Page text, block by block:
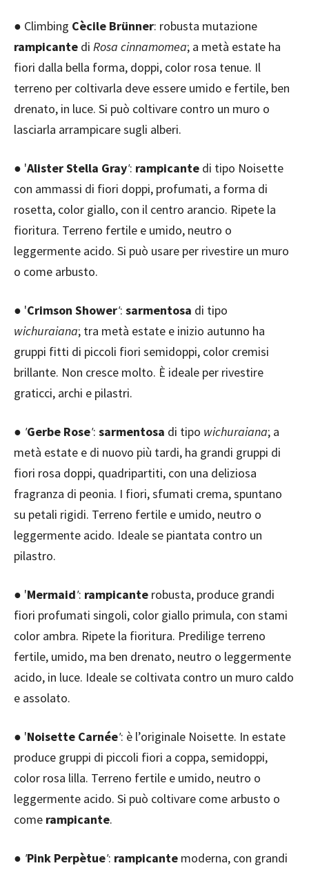
● Climbing Cècile Brünner: robusta mutazione
rampicante di Rosa cinnamomea; a metà estate ha
fiori dalla bella forma, doppi, color rosa tenue. Il
terreno per coltivarla deve essere umido e fertile, ben
drenato, in luce. Si può coltivare contro un muro o
lasciarla arrampicare sugli alberi.
● 'Alister Stella Gray': rampicante di tipo Noisette
con ammassi di fiori doppi, profumati, a forma di
rosetta, color giallo, con il centro arancio. Ripete la
fioritura. Terreno fertile e umido, neutro o
leggermente acido. Si può usare per rivestire un muro
o come arbusto.
● 'Crimson Shower': sarmentosa di tipo
wichuraiana; tra metà estate e inizio autunno ha
gruppi fitti di piccoli fiori semidoppi, color cremisi
brillante. Non cresce molto. È ideale per rivestire
graticci, archi e pilastri.
● 'Gerbe Rose': sarmentosa di tipo wichuraiana; a
metà estate e di nuovo più tardi, ha grandi gruppi di
fiori rosa doppi, quadripartiti, con una deliziosa
fragranza di peonia. I fiori, sfumati crema, spuntano
su petali rigidi. Terreno fertile e umido, neutro o
leggermente acido. Ideale se piantata contro un
pilastro.
● 'Mermaid': rampicante robusta, produce grandi
fiori profumati singoli, color giallo primula, con stami
color ambra. Ripete la fioritura. Predilige terreno
fertile, umido, ma ben drenato, neutro o leggermente
acido, in luce. Ideale se coltivata contro un muro caldo
e assolato.
● 'Noisette Carnée': è l’originale Noisette. In estate
produce gruppi di piccoli fiori a coppa, semidoppi,
color rosa lilla. Terreno fertile e umido, neutro o
leggermente acido. Si può coltivare come arbusto o
come rampicante.
● 'Pink Perpètue': rampicante moderna, con grandi